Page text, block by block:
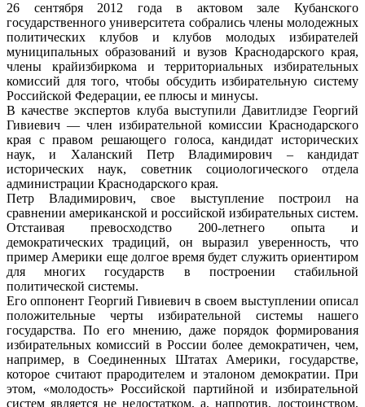
26 сентября 2012 года в актовом зале Кубанского
государственного университета собрались члены молодежных
политических клубов и клубов молодых избирателей
муниципальных образований и вузов Краснодарского края,
члены крайизбиркома и территориальных избирательных
комиссий для того, чтобы обсудить избирательную систему
Российской Федерации, ее плюсы и минусы.
В качестве экспертов клуба выступили Давитлидзе Георгий
Гивиевич — член избирательной комиссии Краснодарского
края с правом решающего голоса, кандидат исторических
наук, и Халанский Петр Владимирович – кандидат
исторических наук, советник социологического отдела
администрации Краснодарского края.
Петр Владимирович, свое выступление построил на
сравнении американской и российской избирательных систем.
Отстаивая превосходство 200-летнего опыта и
демократических традиций, он выразил уверенность, что
пример Америки еще долгое время будет служить ориентиром
для многих государств в построении стабильной
политической системы.
Его оппонент Георгий Гивиевич в своем выступлении описал
положительные черты избирательной системы нашего
государства. По его мнению, даже порядок формирования
избирательных комиссий в России более демократичен, чем,
например, в Соединенных Штатах Америки, государстве,
которое считают прародителем и эталоном демократии. При
этом, «молодость» Российской партийной и избирательной
систем является не недостатком, а, напротив, достоинством,